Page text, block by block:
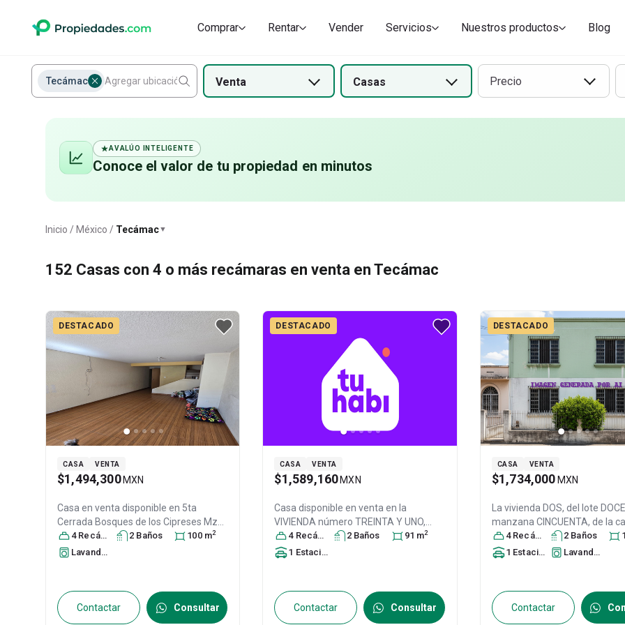
Tecámac Venta Casas Precio
152 Casas con 4 o más recámaras en venta en Tecámac
AVALÚO INTELIGENTE
Conoce el valor de tu propiedad en minutos
Inicio México Tecámac
Tecámac▼
DESTACADO
CASA VENTA
$1,494,300 MXN
Casa en venta disponible en 5ta
Cerrada Bosques de los Cipreses Mz
68, Casa 1, Los Heroes Tecamac ll,
Tecamac, Estado de México,, Col. Los
4 Recámara s 2 Baños 100 m2
Lavandería
Contactar Consultar
DESTACADO
CASA VENTA
$1,589,160 MXN
Casa disponible en venta en la
VIVIENDA número TREINTA Y UNO,
edificio NUEVE, del lote DOS, de la
manzana VEINTITRÉS, de la Call, Col.
31539223
4 Recámara s 2 Baños 91 m2
1 Estacionamiento
Contactar Consultar
DESTACADO
CASA VENTA
$1,734,000 MXN
La vivienda DOS, del lote
manzana CINCUENTA, de la
QUINTA CERRADA DE
LOS, Col. Los Héroes Tecámac
4 Recámara s 2 Baños
1 Estacionamiento Lavandería
Contactar
Tecámac
Tecámac
Comprar
Rentar Vender Servicios Nuestros productos Blog